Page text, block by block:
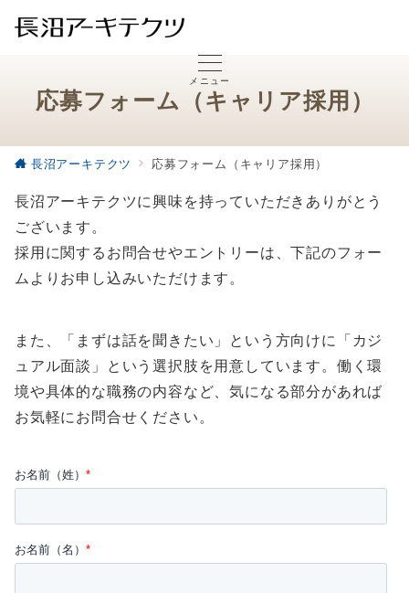
メニュー
応募フォーム（キャリア採用）
長沼アーキテクツ 応募フォーム（キャリア採用）
長沼アーキテクツに興味を持っていただきありがとう
ございます。
採用に関するお問合せやエントリーは、下記のフォー
ムよりお申し込みいただけます。
また、「まずは話を聞きたい」という方向けに「カジ
ュアル面談」という選択肢を用意しています。働く環
境や具体的な職務の内容など、気になる部分があれば
お気軽にお問合せください。